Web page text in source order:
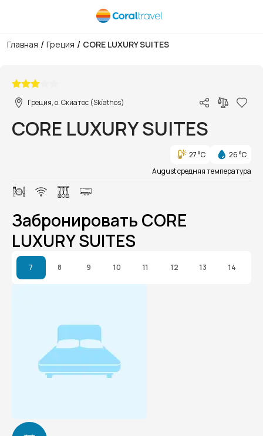
Главная / Греция / CORE LUXURY SUITES
Греция, о. Скиатос (Skíathos)
CORE LUXURY SUITES
27 °C
26 °C
August средняя температура
Забронировать CORE
LUXURY SUITES
7 8 9 10 11 12 13 14